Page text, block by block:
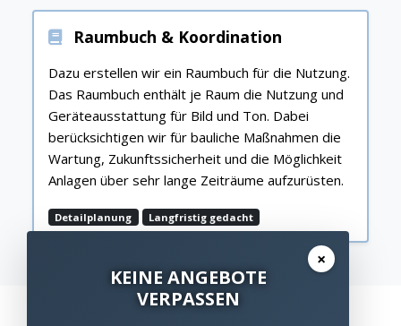
Raumbuch & Koordination
Dazu erstellen wir ein Raumbuch für die Nutzung.
Das Raumbuch enthält je Raum die Nutzung und
Geräteausstattung für Bild und Ton. Dabei
berücksichtigen wir für bauliche Maßnahmen die
Wartung, Zukunftssicherheit und die Möglichkeit
Anlagen über sehr lange Zeiträume aufzurüsten.
Detailplanung Langfristig gedacht
×
KEINE ANGEBOTE
VERPASSEN